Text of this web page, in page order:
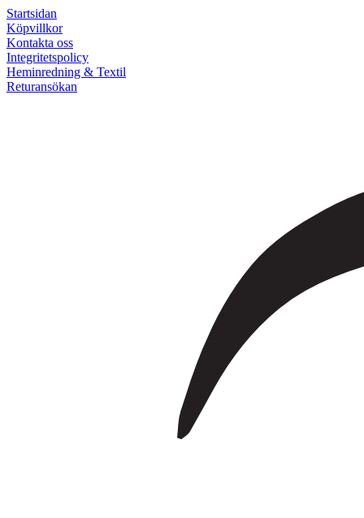
Startsidan
Köpvillkor
Kontakta oss
Integritetspolicy
Heminredning & Textil
Returansökan